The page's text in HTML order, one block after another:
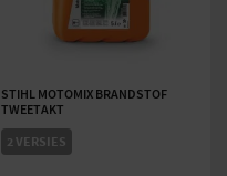
STIHL MOTOMIX BRANDSTOF
TWEETAKT
2 VERSIES